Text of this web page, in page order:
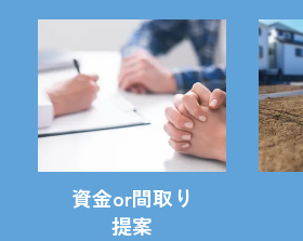
資金or間取り
提案